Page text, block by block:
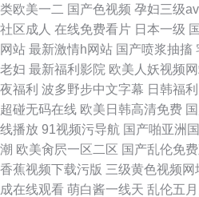
类欧美一二 国产色视频 孕妇三级
社区成人 在线免费看片 日本一级
网站 最新激情h网站 国产喷浆抽搐
老妇 最新福利影院 欧美人妖视频
夜福利 波多野步中文字幕 日韩福
超碰无码在线 欧美日韩高清免费
线播放 91视频污导航 国产啪亚洲国
潮 欧美肏屄一区二区 国产乱伦免
香蕉视频下载污版 三级黄色视频网
成在线观看 萌白酱一线天 乱伦五